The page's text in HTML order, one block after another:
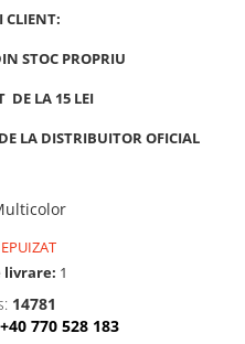
CLIENT:
STOC PROPRIU
DE LA 15 LEI
LA DISTRIBUITOR OFICIAL
livrare: 1
14781
+40 770 528 183